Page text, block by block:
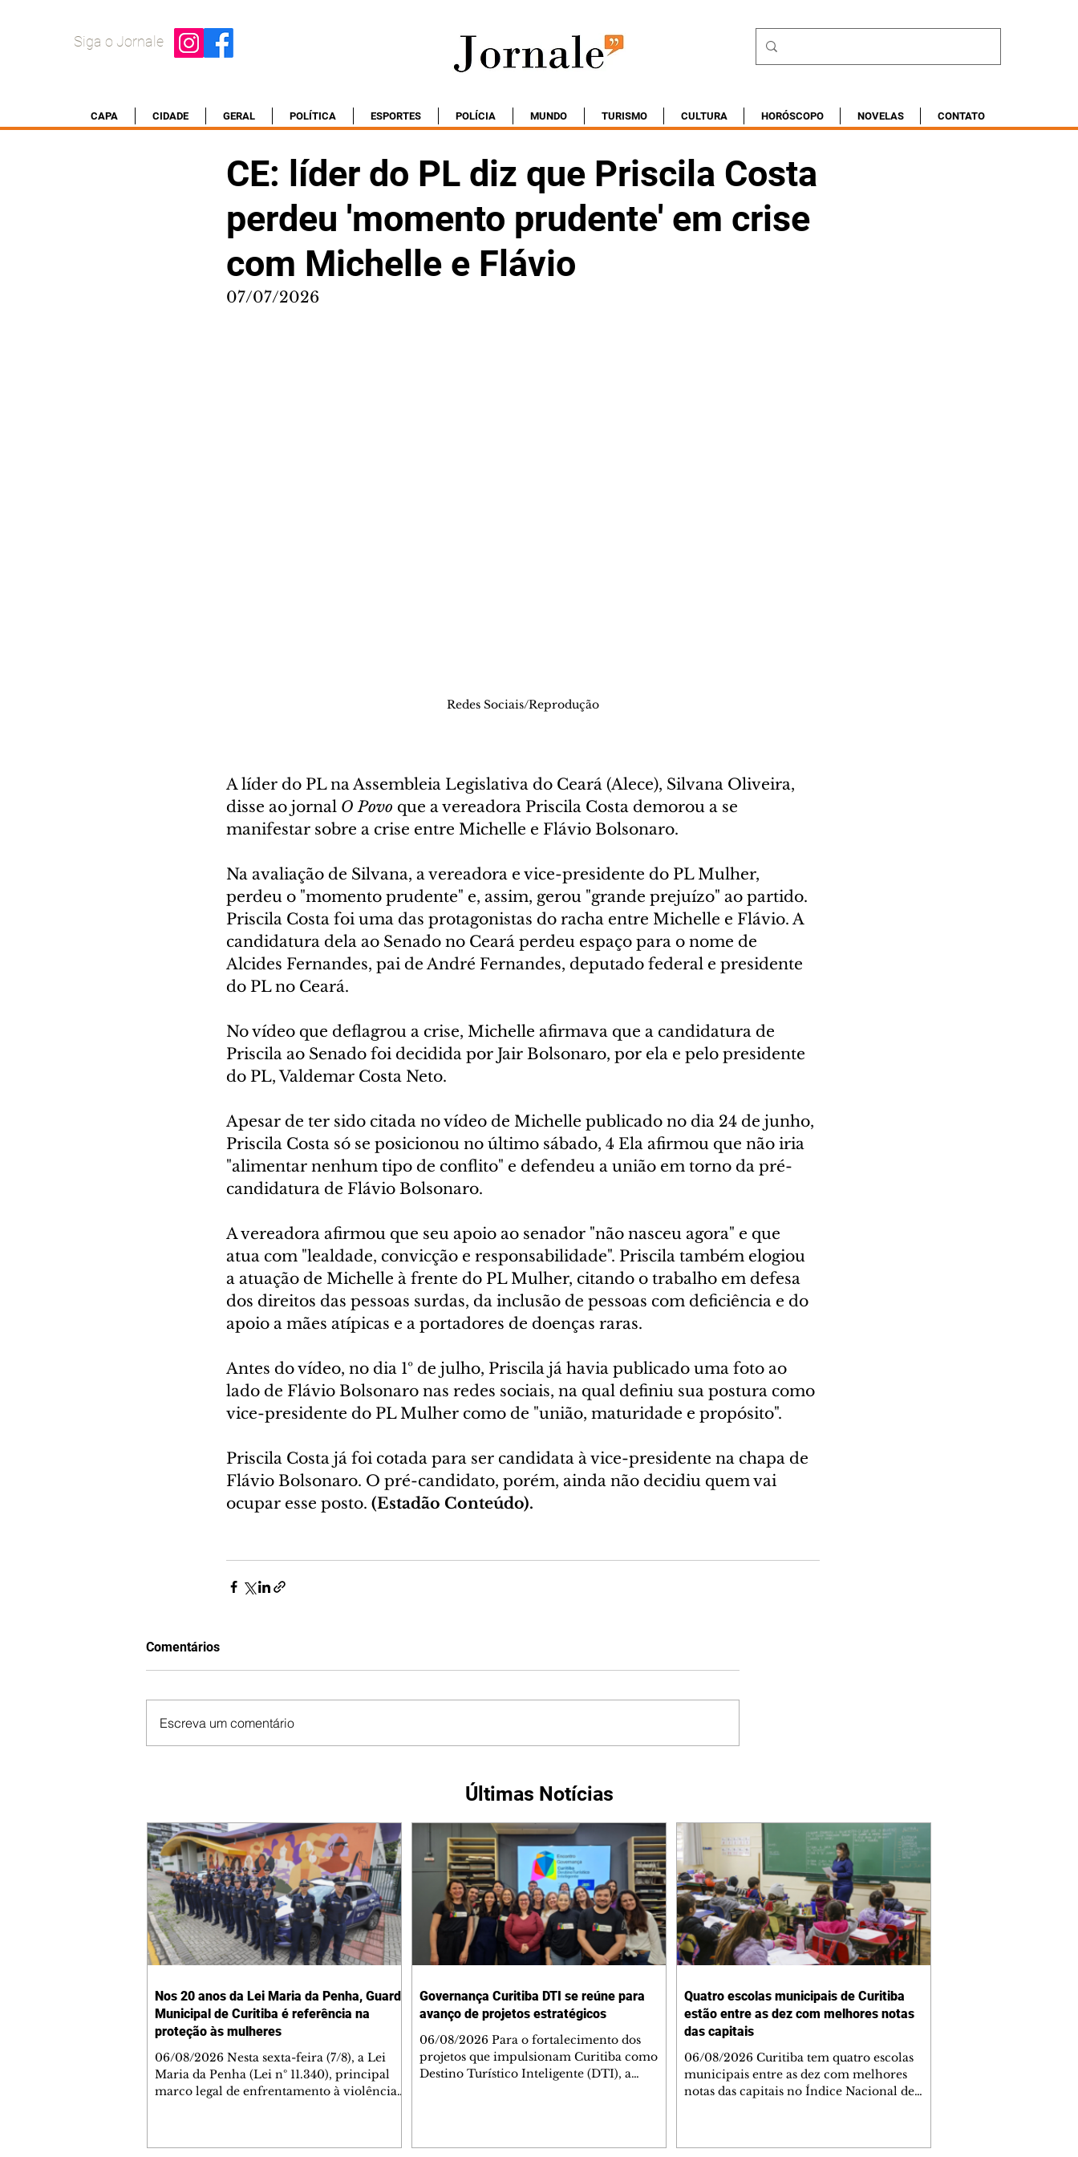
Siga o Jornale
CAPA CIDADE GERAL POLÍTICA ESPORTES POLÍCIA MUNDO TURISMO CULTURA HORÓSCOPO NOVELAS CONTATO
CE: líder do PL diz que Priscila Costa
perdeu 'momento prudente' em crise
com Michelle e Flávio
07/07/2026
Redes Sociais/Reprodução
A líder do PL na Assembleia Legislativa do Ceará (Alece), Silvana Oliveira,
disse ao jornal O Povo que a vereadora Priscila Costa demorou a se
manifestar sobre a crise entre Michelle e Flávio Bolsonaro.
Na avaliação de Silvana, a vereadora e vice-presidente do PL Mulher,
perdeu o "momento prudente" e, assim, gerou "grande prejuízo" ao partido.
Priscila Costa foi uma das protagonistas do racha entre Michelle e Flávio. A
candidatura dela ao Senado no Ceará perdeu espaço para o nome de
Alcides Fernandes, pai de André Fernandes, deputado federal e presidente
do PL no Ceará.
No vídeo que deflagrou a crise, Michelle afirmava que a candidatura de
Priscila ao Senado foi decidida por Jair Bolsonaro, por ela e pelo presidente
do PL, Valdemar Costa Neto.
Apesar de ter sido citada no vídeo de Michelle publicado no dia 24 de junho,
Priscila Costa só se posicionou no último sábado, 4 Ela afirmou que não iria
"alimentar nenhum tipo de conflito" e defendeu a união em torno da pré-
candidatura de Flávio Bolsonaro.
A vereadora afirmou que seu apoio ao senador "não nasceu agora" e que
atua com "lealdade, convicção e responsabilidade". Priscila também elogiou
a atuação de Michelle à frente do PL Mulher, citando o trabalho em defesa
dos direitos das pessoas surdas, da inclusão de pessoas com deficiência e do
apoio a mães atípicas e a portadores de doenças raras.
Antes do vídeo, no dia 1º de julho, Priscila já havia publicado uma foto ao
lado de Flávio Bolsonaro nas redes sociais, na qual definiu sua postura como
vice-presidente do PL Mulher como de "união, maturidade e propósito".
Priscila Costa já foi cotada para ser candidata à vice-presidente na chapa de
Flávio Bolsonaro. O pré-candidato, porém, ainda não decidiu quem vai
ocupar esse posto. (Estadão Conteúdo).
Comentários
Escreva um comentário
Últimas Notícias
Nos 20 anos da Lei Maria da Penha, Guarda
Municipal de Curitiba é referência na
proteção às mulheres
06/08/2026 Nesta sexta-feira (7/8), a Lei
Maria da Penha (Lei nº 11.340), principal
marco legal de enfrentamento à violência
Governança Curitiba DTI se reúne para
avanço de projetos estratégicos
06/08/2026 Para o fortalecimento dos
projetos que impulsionam Curitiba como
Destino Turístico Inteligente (DTI), a
Quatro escolas municipais de Curitiba
estão entre as dez com melhores notas
das capitais
06/08/2026 Curitiba tem quatro escolas
municipais entre as dez com melhores
notas das capitais no Índice Nacional de